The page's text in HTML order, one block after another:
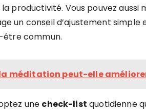
productivité. Vous pouvez
un conseil d’ajustement
commun.
méditation peut-elle
une check-list quotidienne